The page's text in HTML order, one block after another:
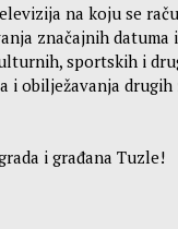
na koju se
značajnih
sportskih i
i obilježavanja drugih
i građana Tuzle!